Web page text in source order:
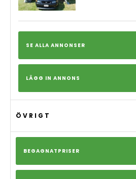
SE ALLA ANNONSER
LÄGG IN ANNONS
ÖVRIGT
BEGAGNATPRISER